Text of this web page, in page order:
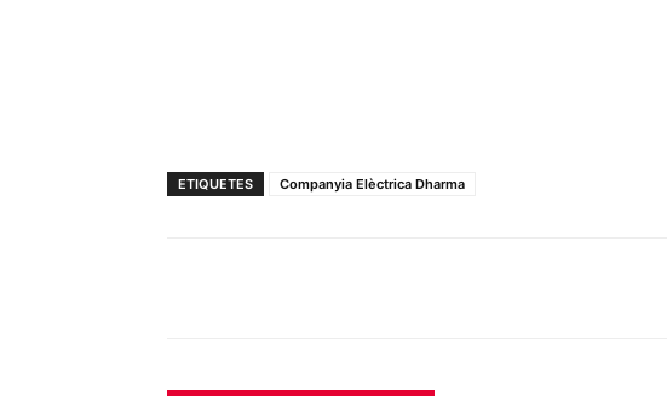
ETIQUETES Companyia Elèctrica Dharma